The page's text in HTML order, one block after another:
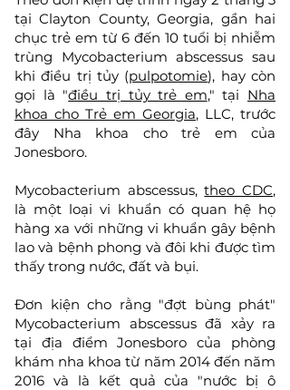
tại Clayton County, Georgia, gần hai
chục trẻ em từ 6 đến 10 tuổi bị nhiễm
trùng Mycobacterium abscessus sau
khi điều trị tủy (pulpotomie), hay còn
gọi là "điều trị tủy trẻ em," tại Nha
khoa cho Trẻ em Georgia, LLC, trước
đây Nha khoa cho trẻ em của
Jonesboro.
Mycobacterium abscessus,theo CDC,
là một loại vi khuẩn có quan hệ họ
hàng xa với những vi khuẩn gây bệnh
lao và bệnh phong và đôi khi được tìm
thấy trong nước, đất và bụi.
Đơn kiện cho rằng "đợt bùng phát"
Mycobacterium abscessus đã xảy ra
tại địa điểm Jonesboro của phòng
khám nha khoa từ năm 2014 đến năm
2016 và là kết quả của "nước bị ô